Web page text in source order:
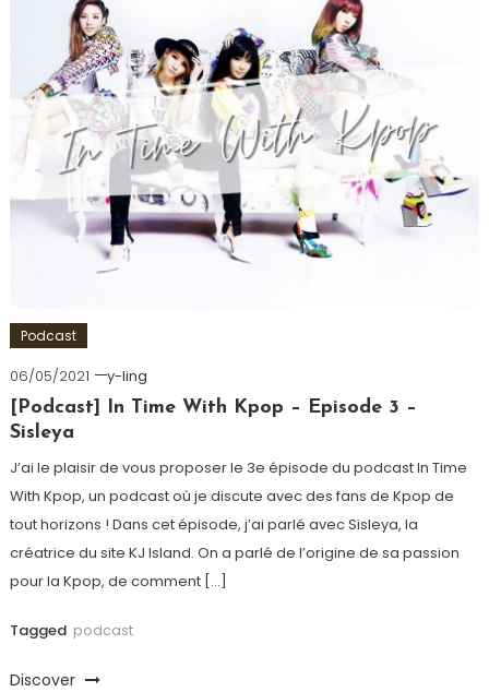
Podcast
06/05/2021
y-ling
[Podcast] In Time With Kpop – Episode 3 –
Sisleya
J’ai le plaisir de vous proposer le 3e épisode du podcast In Time
With Kpop, un podcast où je discute avec des fans de Kpop de
tout horizons ! Dans cet épisode, j’ai parlé avec Sisleya, la
créatrice du site KJ Island. On a parlé de l’origine de sa passion
pour la Kpop, de comment […]
Tagged podcast
Discover